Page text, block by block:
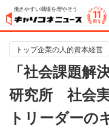
働きやすい職場を増やそう
トップ企業の人的資本経営
「社会課題解
研究所 社会
トリーダーの